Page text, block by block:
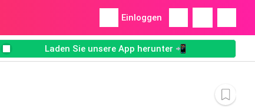
Einloggen
Laden Sie unsere App herunter 📲